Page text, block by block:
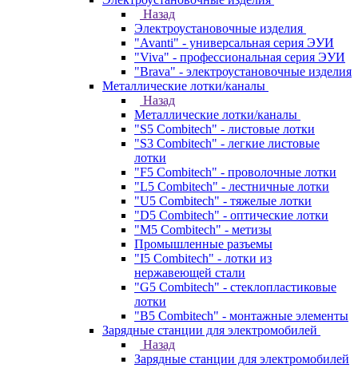
Назад
Электроустановочные изделия
"Avanti" - универсальная серия ЭУИ
"Viva" - профессиональная серия ЭУИ
"Brava" - электроустановочные изделия
Металлические лотки/каналы
Назад
Металлические лотки/каналы
"S5 Combitech" - листовые лотки
"S3 Combitech" - легкие листовые
лотки
"F5 Combitech" - проволочные лотки
"L5 Combitech" - лестничные лотки
"U5 Combitech" - тяжелые лотки
"D5 Combitech" - оптические лотки
"M5 Combitech" - метизы
Промышленные разъемы
"I5 Combitech" - лотки из
нержавеющей стали
"G5 Combitech" - стеклопластиковые
лотки
"B5 Combitech" - монтажные элементы
Зарядные станции для электромобилей
Назад
Зарядные станции для электромобилей